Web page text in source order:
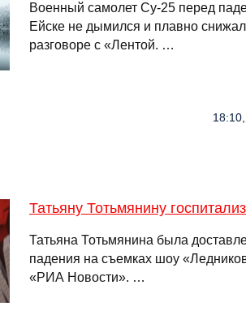
Военный самолет Су-25 перед
Ейске не дымился и плавно
разговоре с «Лентой. …
Татьяну Тотьмянину
Татьяна Тотьмянина была
падения на съемках шоу
«РИА Новости». …